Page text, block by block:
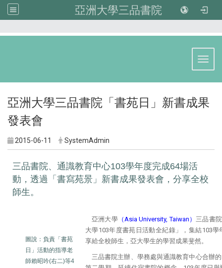
亞洲大學三品書院
亞洲大學三品書院「書苑日」新書成果
發表會
2015-06-11 SystemAdmin
三品書院、通識教育中心103學年度完成64場活
動，透過「書寫苑景」新書成果發表會，分享全校
師生。
圖說：負責「書苑
日」活動的指導老
師賴昭吟(右二)等4
亞洲大學（Asia University, Taiwan） 三品書
大學103年度書苑日活動全紀錄」，集結103
享給全校師生，亞大學生的學習成果斐然。
三品書院主辦、學務處與通識教育中心合辦